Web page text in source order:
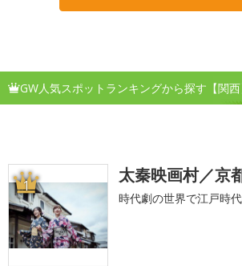
GW人気スポットランキングから探す【関西
1 太秦映画村／京
時代劇の世界で江戸時